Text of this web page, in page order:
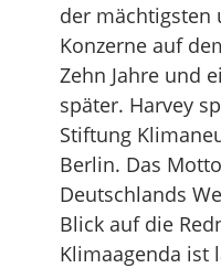
der mächtigsten
Konzerne auf
Zehn Jahre und
später. Harvey
Stiftung
Berlin. Das
Deutschlands
Blick auf die
Klimaagenda ist